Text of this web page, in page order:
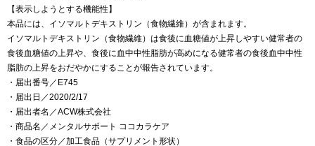
【表示しようとする機能性】
本品には、イソマルトデキストリン（食物繊維）が含まれます。
イソマルトデキストリン（食物繊維）は食後に血糖値が上昇しやすい健常者の
食後血糖値の上昇や、食後に血中中性脂肪が高めになる健常者の食後血中中性
脂肪の上昇をおだやかにすることが報告されています。
・届出番号／E745
・届出日／2020/2/17
・届出者名／ACW株式会社
・商品名／メンタルサポート ココカラケア
・食品の区分／加工食品（サプリメント形状）